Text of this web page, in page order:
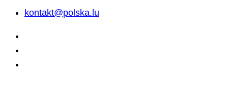
kontakt@polska.lu